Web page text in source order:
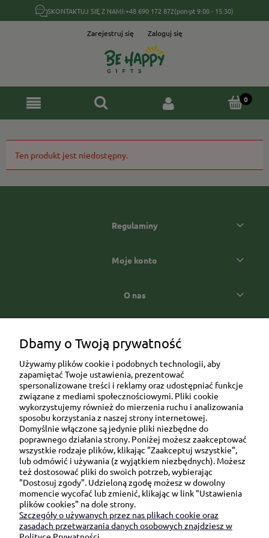
SKONTAKTUJ SIĘ Z NAMI:+48 690 172 872(pon-pt 9:00 - 15:30)
Zarejestruj się Zaloguj się
Ten produkt jest niedostępny.
Regulaminy
Moje konto
O nas
Ul. Brukowa 6/8 lok. 57/58
91-341 Łódź
NIP: 6751510615
SKONTAKTUJ SIĘ Z NAMI:
sklep@be-happygifts.com
+48 690 172 872
Dbamy o Twoją prywatność
Używamy plików cookie i podobnych technologii, aby
zapamiętać Twoje ustawienia, prezentować
spersonalizowane treści i reklamy oraz udostępniać funkcje
związane z mediami społecznościowymi. Pliki cookie
wykorzystujemy również do mierzenia ruchu i analizowania
sposobu korzystania z naszej strony internetowej.
Domyślnie włączone są jedynie pliki niezbędne do
poprawnego działania strony. Poniżej możesz zaakceptować
wszystkie rodzaje plików, klikając "Zaakceptuj wszystkie",
lub odmówić i używania (z wyjątkiem niezbędnych). Możesz
też dostosować pliki do swoich potrzeb, wybierając
"Dostosuj zgody". Udzieloną zgodę możesz w dowolny
momencie wycofać lub zmienić, klikając w link "Ustawienia
plików cookies" na dole strony.
Szczegóły o używanych przez nas plikach cookie oraz
zasadach przetwarzania danych osobowych znajdziesz w